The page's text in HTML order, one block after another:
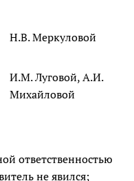
Н.В. Меркуловой
И.М. Луговой, А.И.
Михайловой
ответственностью
не явился;